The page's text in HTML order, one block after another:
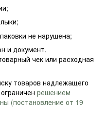
не нарушена;
и документ,
чек или расходная
товаров надлежащего
решением
(постановление от 19